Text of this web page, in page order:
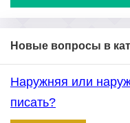
Новые вопросы в
Наружняя или
писать?